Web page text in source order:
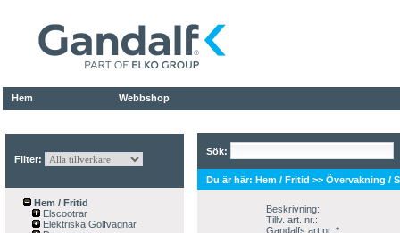
Hem Webbshop
Filter:
Hem / Fritid
Elscootrar
Elektriska Golfvagnar
Sök:
Du är här: Hem / Fritid >> Övervakning /
Beskrivning:
Tillv. art. nr.:
Gandalfs art.nr.:*